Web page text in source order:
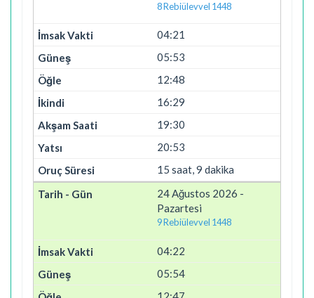
8 Rebiülevvel 1448
04:21
05:53
12:48
16:29
19:30
20:53
15 saat, 9 dakika
24 Ağustos 2026 -
Pazartesi
9 Rebiülevvel 1448
04:22
05:54